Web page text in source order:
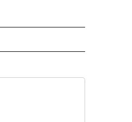
ON "NOTICIAS".